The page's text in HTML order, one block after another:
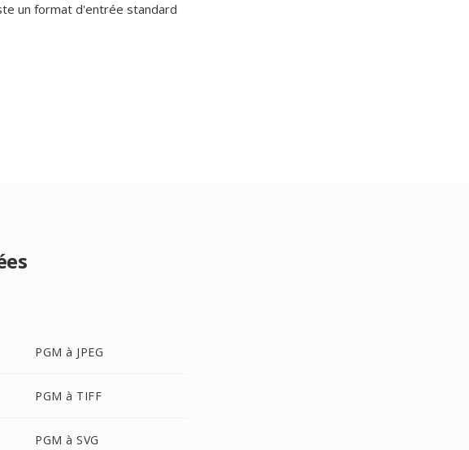
un format d'entrée standard
PGM à JPEG
PGM à TIFF
PGM à SVG